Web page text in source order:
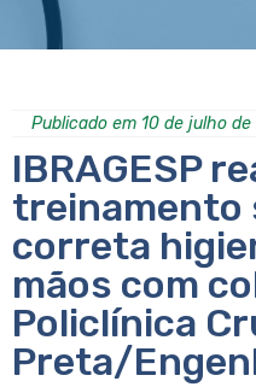
Publicado em 10 de julho
IBRAGESP
treinamento
correta
mãos com
Policlínica
Preta/